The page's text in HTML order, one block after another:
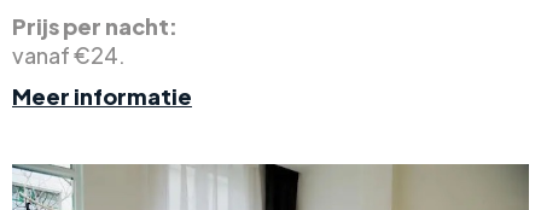
Prijs per nacht:
vanaf €24.
Meer informatie